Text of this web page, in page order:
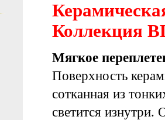
Коллекция
Мягкое
Поверхность
сотканная из
светится